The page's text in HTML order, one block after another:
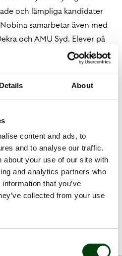
Details About
content and ads, to
and to analyse our traffic.
about your use of our site with
and analytics partners who
that you’ve
collected from your use
och lämpliga kandidater
samarbetar även med
och AMU Syd. Elever på
in till informationsträffar
mer om yrket och följa med
som vill bli anställda,
för att skapa en
för exempelvis rasism
också hälsoavtal som
hela kostnaden för upp
kiropraktor eller en